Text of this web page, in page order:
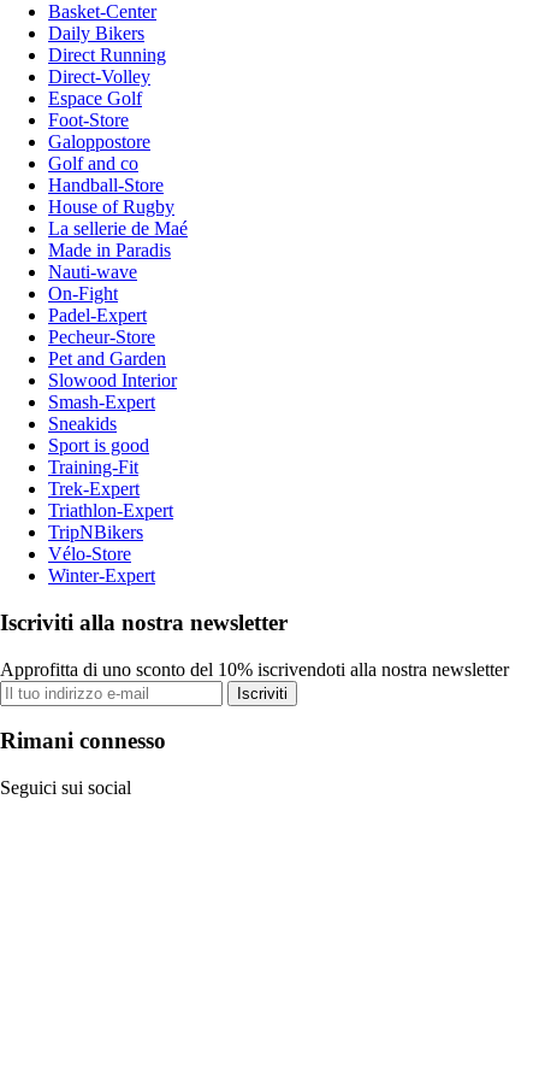
Basket-Center
Daily Bikers
Direct Running
Direct-Volley
Espace Golf
Foot-Store
Galoppostore
Golf and co
Handball-Store
House of Rugby
La sellerie de Maé
Made in Paradis
Nauti-wave
On-Fight
Padel-Expert
Pecheur-Store
Pet and Garden
Slowood Interior
Smash-Expert
Sneakids
Sport is good
Training-Fit
Trek-Expert
Triathlon-Expert
TripNBikers
Vélo-Store
Winter-Expert
Iscriviti alla nostra newsletter
Approfitta di uno sconto del 10% iscrivendoti alla nostra newsletter
Iscriviti
Rimani connesso
Seguici sui social